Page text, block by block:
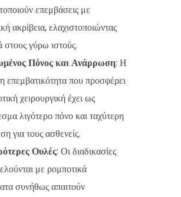
επεμβάσεις με
ακρίβεια, ελαχιστοποιώντας
στους γύρω ιστούς.
Πόνος και Ανάρρωση: Η
επεμβατικότητα που προσφέρει
χειρουργική έχει ως
λιγότερο πόνο και ταχύτερη
για τους ασθενείς.
Ουλές: Οι διαδικασίες
με ρομποτικά
συνήθως απαιτούν